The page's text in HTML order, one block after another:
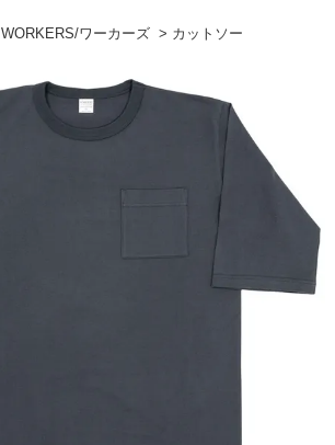
WORKERS/ワーカーズ > カットソー